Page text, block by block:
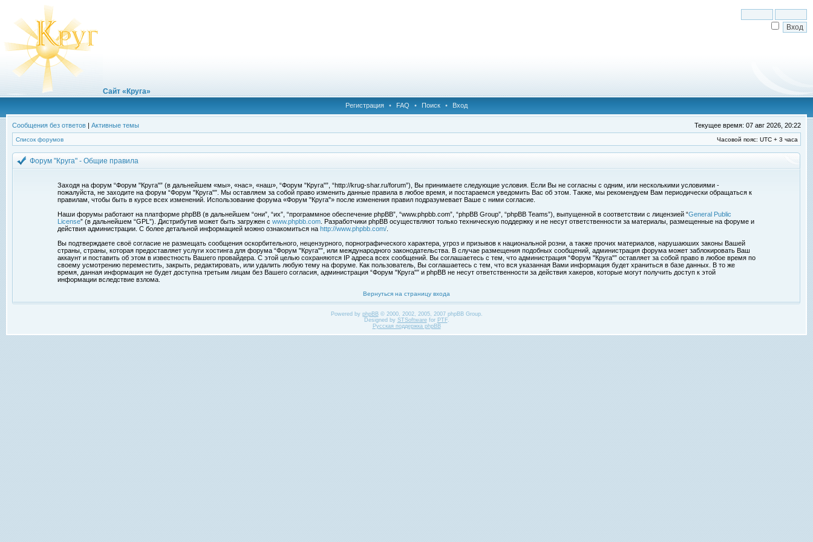
Сайт «Круга»
Регистрация • FAQ • Поиск • Вход
Сообщения без ответов | Активные темы Текущее время: 07 авг 2026, 20:22
Список форумов Часовой пояс: UTC + 3 часа
Форум "Круга" - Общие правила
Заходя на форум “Форум "Круга"” (в дальнейшем «мы», «нас», «наш», “Форум "Круга"”, “http://krug-shar.ru/forum”), Вы принимаете следующие условия. Если Вы не согласны с одним, или несколькими условиями -
пожалуйста, не заходите на форум “Форум "Круга"”. Мы оставляем за собой право изменить данные правила в любое время, и постараемся уведомить Вас об этом. Также, мы рекомендуем Вам периодически обращаться к
правилам, чтобы быть в курсе всех изменений. Использование форума «Форум "Круга"» после изменения правил подразумевает Ваше с ними согласие.
Наши форумы работают на платформе phpBB (в дальнейшем “они”, “их”, “программное обеспечение phpBB”, “www.phpbb.com”, “phpBB Group”, “phpBB Teams”), выпущенной в соответствии с лицензией “General Public
License” (в дальнейшем “GPL”). Дистрибутив может быть загружен с www.phpbb.com . Разработчики phpBB осуществляют только техническую поддержку и не несут ответственности за материалы, размещенные на форуме и
действия администрации. С более детальной информацией можно ознакомиться на http://www.phpbb.com/
Вы подтверждаете своё согласие не размещать сообщения оскорбительного, нецензурного, порнографического характера, угроз и призывов к национальной розни, а также прочих материалов, нарушаюших законы Вашей
страны, страны, которая предоставляет услуги хостинга для форума “Форум "Круга"”, или международного законодательства. В случае размещения подобных сообщений, администрация форума может заблокировать Ваш
аккаунт и поставить об этом в известность Вашего провайдера. С этой целью сохраняются IP адреса всех сообщений. Вы соглашаетесь с тем, что администрация “Форум "Круга"” оставляет за собой право в любое время по
своему усмотрению переместить, закрыть, редактировать, или удалить любую тему на форуме. Как пользователь, Вы соглашаетесь с тем, что вся указанная Вами информация будет храниться в базе данных. В то же
время, данная информация не будет доступна третьим лицам без Вашего согласия, администрация “Форум "Круга"” и phpBB не несут ответственности за действия хакеров, которые могут получить доступ к этой
информации вследствие взлома.
Вернуться на страницу входа
Powered by phpBB© 2000, 2002, 2005, 2007 phpBB Group.
Designed by STSoftwarefor PTF.
Русская поддержка phpBB